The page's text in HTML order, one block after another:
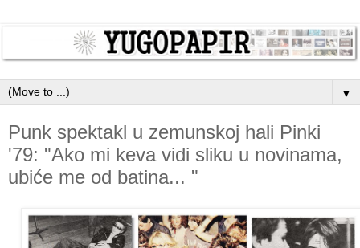
▼
Punk spektakl u zemunskoj hali Pinki
'79: "Ako mi keva vidi sliku u novinama,
ubiće me od batina... "